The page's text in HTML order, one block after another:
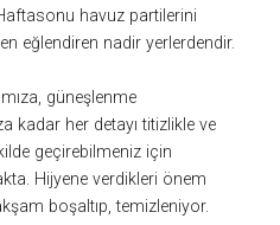
havuz partilerini
eğlendiren nadir yerlerdendir.
güneşlenme
kadar her detayı titizlikle ve
geçirebilmeniz için
Hijyene verdikleri önem
boşaltıp, temizleniyor.